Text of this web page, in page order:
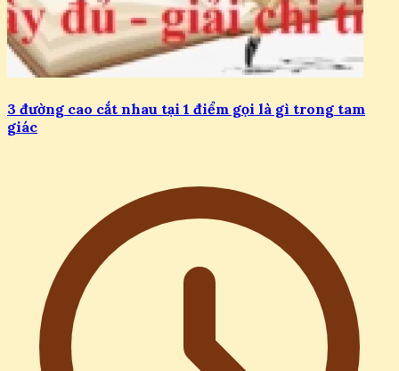
3 đường cao cắt nhau tại 1 điểm gọi là gì trong tam
giác